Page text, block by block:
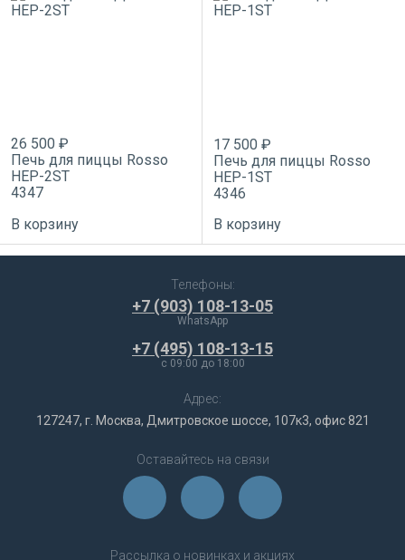
26 500 ₽
Печь для пиццы Rosso
HEP-2ST
4347
В корзину
17 500 ₽
Печь для пиццы Rosso
HEP-1ST
4346
В корзину
Телефоны:
+7 (903) 108-13-05
WhatsApp
+7 (495) 108-13-15
c 09:00 до 18:00
Адрес:
127247, г. Москва, Дмитровское шоссе, 107к3, офис 821
Оставайтесь на связи
Рассылка о новинках и акциях